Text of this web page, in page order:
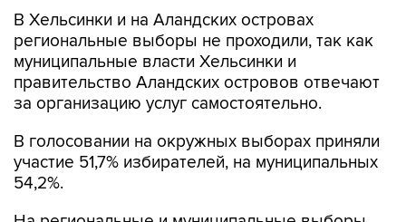
В Хельсинки и на Аландских островах
региональные выборы не проходили, так как
муниципальные власти Хельсинки и
правительство Аландских островов отвечают
за организацию услуг самостоятельно.
В голосовании на окружных выборах приняли
участие 51,7% избирателей, на муниципальных
54,2%.